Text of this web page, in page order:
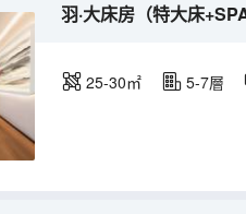
羽·大床房（特大床
25-30㎡ 5-7層